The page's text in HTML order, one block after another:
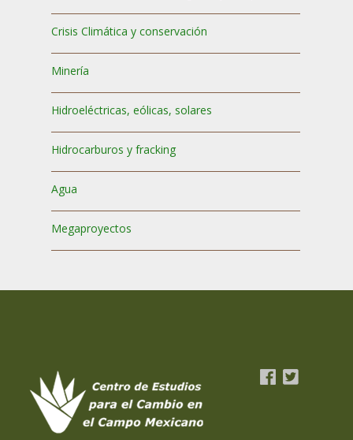
Crisis Climática y conservación
Minería
Hidroeléctricas, eólicas, solares
Hidrocarburos y fracking
Agua
Megaproyectos